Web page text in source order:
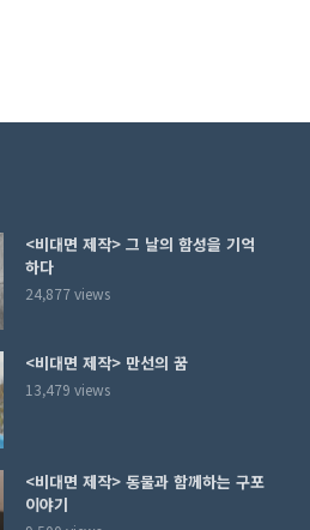
<비대면 제작> 그 날의 함성을 기억
하다
24,877 views
<비대면 제작> 만선의 꿈
13,479 views
<비대면 제작> 동물과 함께하는 구포
이야기